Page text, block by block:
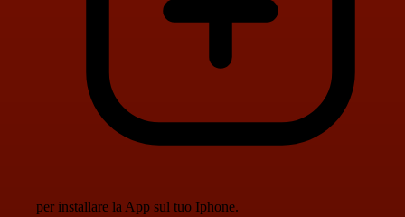
per installare la App sul tuo Iphone.